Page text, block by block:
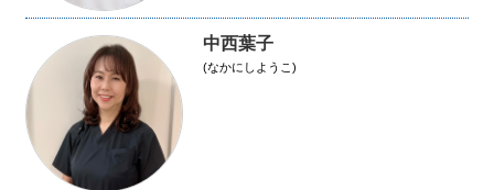
中西葉子
(なかにしようこ)